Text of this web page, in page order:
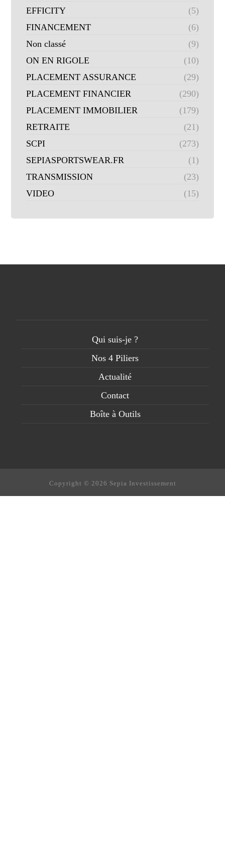
EFFICITY
(5)
FINANCEMENT
(6)
Non classé
(9)
ON EN RIGOLE
(10)
PLACEMENT ASSURANCE
(29)
PLACEMENT FINANCIER
(290)
PLACEMENT IMMOBILIER
(179)
RETRAITE
(21)
SCPI
(273)
SEPIASPORTSWEAR.FR
(1)
TRANSMISSION
(23)
VIDEO
(15)
Qui suis-je ?
Nos 4 Piliers
Actualité
Contact
Boîte à Outils
Copyright © 2026 Sepia Investissement